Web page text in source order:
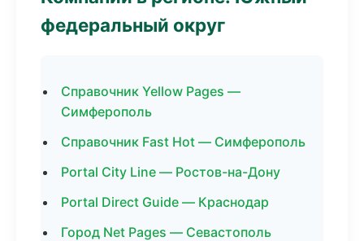
федеральный округ
Справочник Yellow Pages —
Симферополь
Справочник Fast Hot — Симферополь
Portal City Line — Ростов-на-Дону
Portal Direct Guide — Краснодар
Город Net Pages — Севастополь